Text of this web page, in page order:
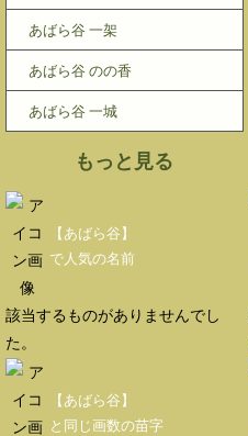
あばら谷 一架
あばら谷 のの香
あばら谷 一城
もっと見る
【あばら谷】
で人気の名前
該当するものがありませんでし
た。
【あばら谷】
と同じ画数の苗字